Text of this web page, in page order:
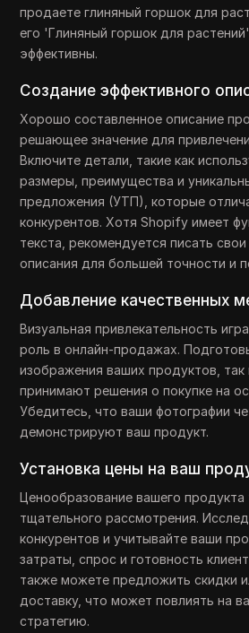
продаете глиняный горшок для
его 'Глиняный горшок для
эффективны.
Создание эффективного
Хорошо составленное описание
решающее значение для
Включите детали, такие как
размеры, преимущества и
предложения (УТП), которые
конкурентов. Хотя Shopify имеет
текста, рекомендуется писать
описания для большей точности и
Добавление качественных
Визуальная привлекательность
роль в онлайн-продажах.
изображения ваших продуктов, так
принимают решения о покупке на
Убедитесь, что ваши фотографии
демонстрируют ваш продукт.
Установка цены на ваш
Ценообразование вашего продукта
тщательного рассмотрения.
конкурентов и учитывайте ваши
затраты, спрос и готовность
также можете предложить скидки
доставку, что может повлиять на
стратегию.